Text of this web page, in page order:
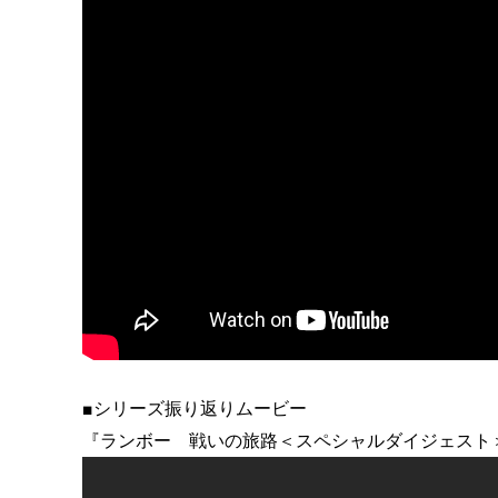
■シリーズ振り返りムービー
『ランボー 戦いの旅路＜スペシャルダイジェスト